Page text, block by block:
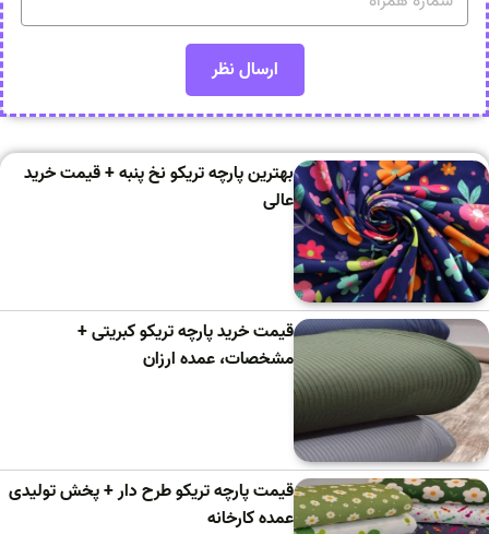
بهترین پارچه تریکو نخ پنبه + قیمت خرید
عالی
قیمت خرید پارچه تریکو کبریتی +
مشخصات، عمده ارزان
قیمت پارچه تریکو طرح دار + پخش تولیدی
عمده کارخانه